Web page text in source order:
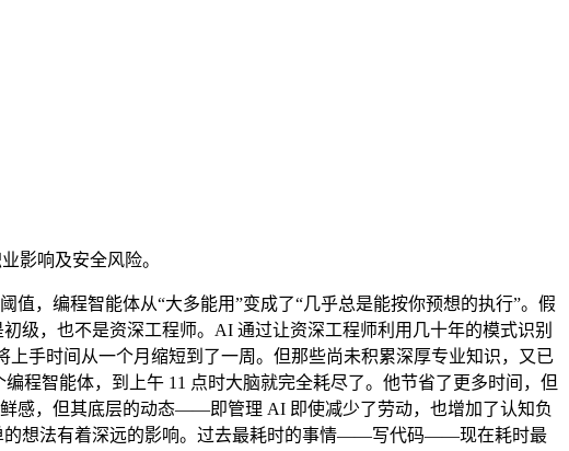
影响及安全风险。
值，编程智能体从“大多能用”变成了“几乎总是能按你预想的执行”。假
，也不是资深工程师。AI 通过让资深工程师利用几十年的模式识别
手时间从一个月缩短到了一周。但那些尚未积累深厚专业知识，又已
程智能体，到上午 11 点时大脑就完全耗尽了。他节省了更多时间，但
感，但其底层的动态——即管理 AI 即使减少了劳动，也增加了认知负
的想法有着深远的影响。过去最耗时的事情——写代码——现在耗时最